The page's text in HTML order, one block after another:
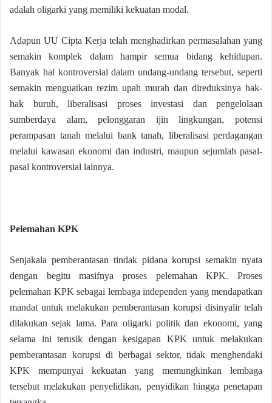
adalah oligarki yang memiliki kekuatan modal.
Adapun UU Cipta Kerja telah menghadirkan permasalahan yang
semakin komplek dalam hampir semua bidang kehidupan.
Banyak hal kontroversial dalam undang-undang tersebut, seperti
semakin menguatkan rezim upah murah dan direduksinya hak-
hak buruh, liberalisasi proses investasi dan pengelolaan
sumberdaya alam, pelonggaran ijin lingkungan, potensi
perampasan tanah melalui bank tanah, liberalisasi perdagangan
melalui kawasan ekonomi dan industri, maupun sejumlah pasal-
pasal kontroversial lainnya.
Pelemahan KPK
Senjakala pemberantasan tindak pidana korupsi semakin nyata
dengan begitu masifnya proses pelemahan KPK. Proses
pelemahan KPK sebagai lembaga independen yang mendapatkan
mandat untuk melakukan pemberantasan korupsi disinyalir telah
dilakukan sejak lama. Para oligarki politik dan ekonomi, yang
selama ini terusik dengan kesigapan KPK untuk melakukan
pemberantasan korupsi di berbagai sektor, tidak menghendaki
KPK mempunyai kekuatan yang memungkinkan lembaga
tersebut melakukan penyelidikan, penyidikan hingga penetapan